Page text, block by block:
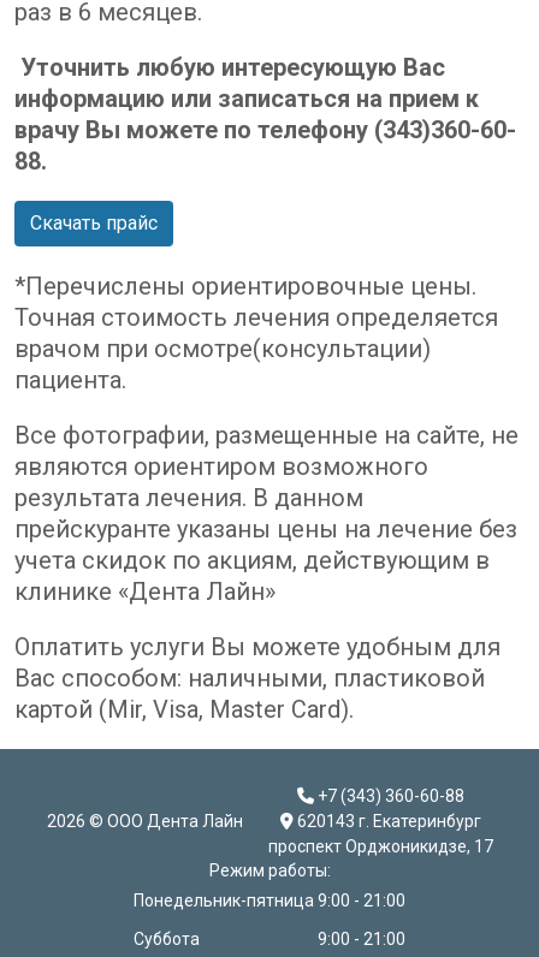
раз в 6 месяцев.
Уточнить любую интересующую Вас
информацию или записаться на прием к
врачу Вы можете по телефону (343)360-60-
88.
Скачать прайс
*Перечислены ориентировочные цены.
Точная стоимость лечения определяется
врачом при осмотре(консультации)
пациента.
Все фотографии, размещенные на сайте, не
являются ориентиром возможного
результата лечения. В данном
прейскуранте указаны цены на лечение без
учета скидок по акциям, действующим в
клинике «Дента Лайн»
Оплатить услуги Вы можете удобным для
Вас способом: наличными, пластиковой
картой (Mir, Visa, Master Card).
2026 © ООО Дента Лайн
+7 (343) 360-60-88
620143 г. Екатеринбург
проспект Орджоникидзе, 17
Режим работы:
Понедельник-пятница 9:00 - 21:00
Суббота
9:00 - 21:00